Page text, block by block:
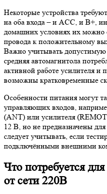
Некоторые устройства
на оба входа – и ACC, и B+,
домашних условиях их можно
провода к положительному
Важно учитывать допустимую
средняя автомагнитола
активной работе усилителя и
возможны кратковременные
Особенности питания могут
управляющих входов,
(ANT) или усилителя
12 В, но не предназначены
следует учитывать, если
подключёнными внешними
Что потребуется
от сети 220В